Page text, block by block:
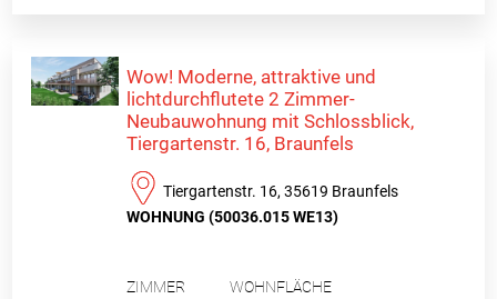
Wow! Moderne, attraktive und
lichtdurchflutete 2 Zimmer-
Neubauwohnung mit Schlossblick,
Tiergartenstr. 16, Braunfels
Tiergartenstr. 16, 35619 Braunfels
WOHNUNG (50036.015 WE13)
ZIMMER WOHNFLÄCHE